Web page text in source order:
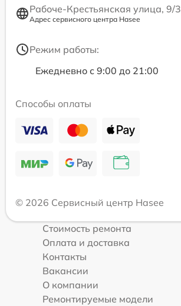
Рабоче-Крестьянская улица, 9/3
Адрес сервисного центра Hasee
Режим работы:
Ежедневно с 9:00 до 21:00
Способы оплаты
© 2026 Сервисный центр Hasee
Стоимость ремонта
Оплата и доставка
Контакты
Вакансии
О компании
Ремонтируемые модели